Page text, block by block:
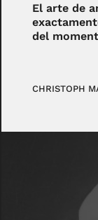
El arte de
del
CHRISTOPH